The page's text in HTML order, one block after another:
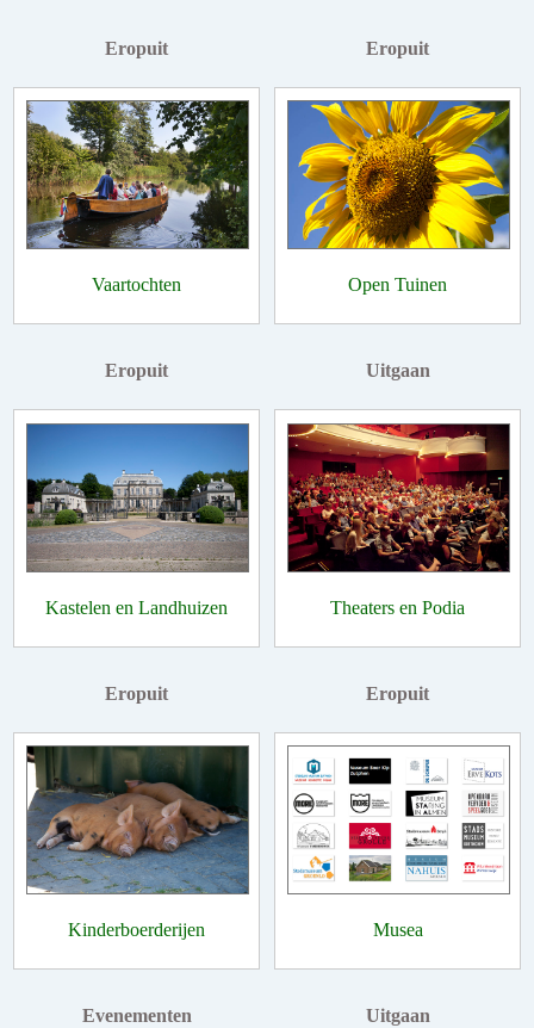
Eropuit
Vaartochten
Eropuit
Open Tuinen
Eropuit
Kastelen en Landhuizen
Uitgaan
Theaters en Podia
Eropuit
Kinderboerderijen
Eropuit
Musea
Evenementen Uitgaan